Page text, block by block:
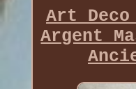
Art Deco
Argent